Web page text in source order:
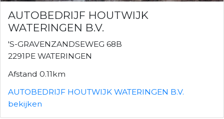
AUTOBEDRIJF HOUTWIJK
WATERINGEN B.V.
'S-GRAVENZANDSEWEG 68B
2291PE WATERINGEN
Afstand 0.11km
AUTOBEDRIJF HOUTWIJK WATERINGEN B.V.
bekijken